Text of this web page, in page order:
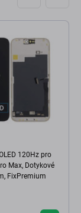
120Hz pro
Max, Dotykové
FixPremium